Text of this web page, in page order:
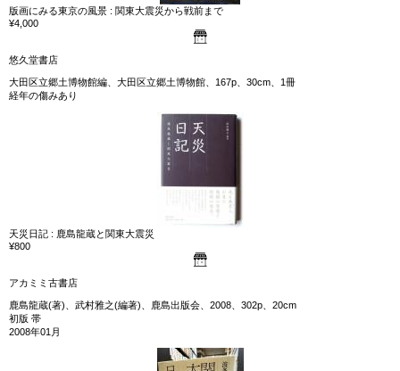
版画にみる東京の風景 : 関東大震災から戦前まで
¥4,000
悠久堂書店
大田区立郷土博物館編、大田区立郷土博物館、167p、30cm、1冊
経年の傷みあり
天災日記 : 鹿島龍蔵と関東大震災
¥800
アカミミ古書店
鹿島龍蔵(著)、武村雅之(編著)、鹿島出版会、2008、302p、20cm
初版 帯
2008年01月